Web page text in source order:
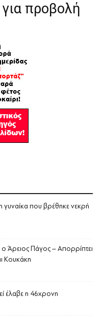
προβολή
γυναίκα που βρέθηκε νεκρή
Άρειος Πάγος – Απορρίπτει
Κουκάκη
έλαβε η 46χρονη